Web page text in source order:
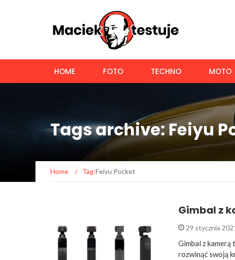
HOME FOTO TECHNO MOTO
Tags archive: Feiyu
Home / Tag:Feiyu Pocket
Gimbal z
29 stycznia
Gimbal z kamerą
rozwinąć swoją